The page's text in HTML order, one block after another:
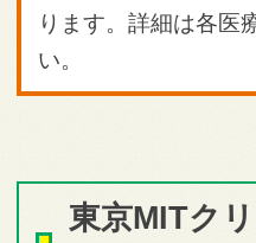
ります。詳細は各医
い。
東京MITク